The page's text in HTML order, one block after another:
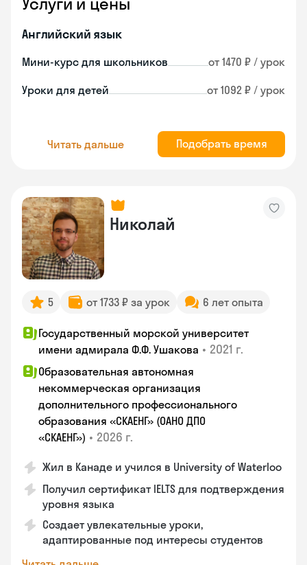
Английский язык
Мини-курс для школьников от 1470 ₽ / урок
Уроки для детей от 1092 ₽ / урок
Читать дальше Подобрать время
Николай
5 от 1733 ₽ за урок 6 лет опыта
Государственный морской университет
имени адмирала Ф.Ф. Ушакова • 2021 г.
Образовательная автономная
некоммерческая организация
дополнительного профессионального
образования «СКАЕНГ» (ОАНО ДПО
«СКАЕНГ») • 2026 г.
Жил в Канаде и учился в University of Waterloo
Получил сертификат IELTS для подтверждения
уровня языка
Создает увлекательные уроки,
адаптированные под интересы студентов